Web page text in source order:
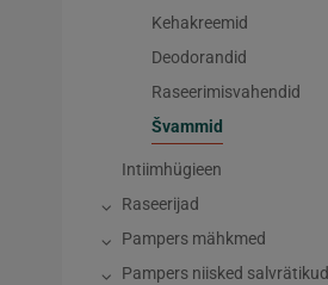
Kehakreemid
Deodorandid
Raseerimisvahendid
Švammid
Intiimhügieen
Raseerijad
Pampers mähkmed
Pampers niisked salvrätikud